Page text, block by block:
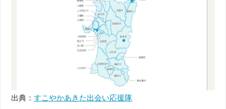
出典：すこやかあきた出会い応援隊